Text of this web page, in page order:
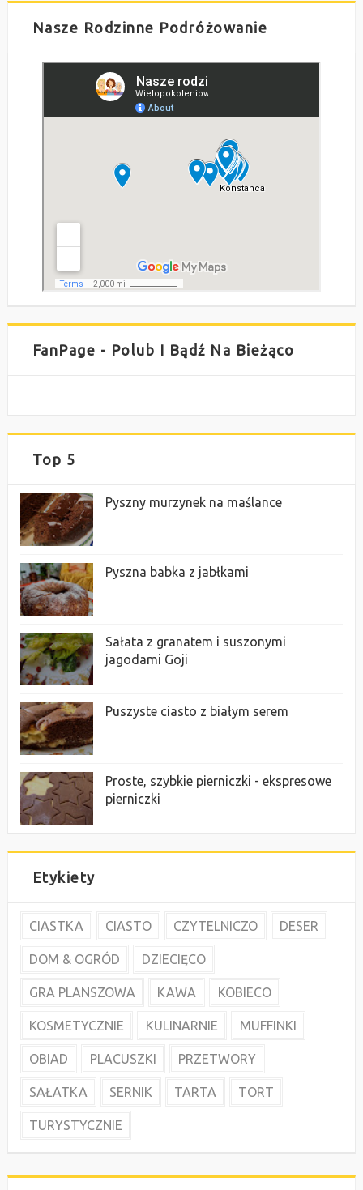
Nasze Rodzinne Podróżowanie
FanPage - Polub I Bądź Na Bieżąco
Top 5
Pyszny murzynek na maślance
Pyszna babka z jabłkami
Sałata z granatem i suszonymi
jagodami Goji
Puszyste ciasto z białym serem
Proste, szybkie pierniczki - ekspresowe
pierniczki
Etykiety
CIASTKA CIASTO CZYTELNICZO DESER
DOM & OGRÓD DZIECIĘCO
GRA PLANSZOWA KAWA KOBIECO
KOSMETYCZNIE KULINARNIE MUFFINKI
OBIAD PLACUSZKI PRZETWORY
SAŁATKA SERNIK TARTA TORT
TURYSTYCZNIE